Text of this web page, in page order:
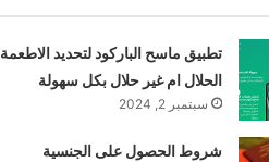
تطبيق ماسح الباركود لتحديد الاطعمة
الحلال ام غير حلال بكل سهولة
سبتمبر 2, 2024
شروط الحصول على الجنسية